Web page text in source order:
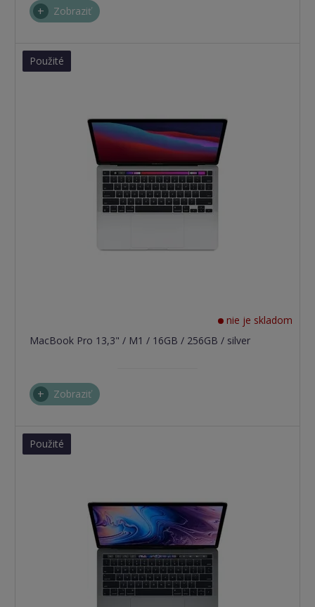
Zobraziť
Použité
nie je skladom
MacBook Pro 13,3" / M1 / 16GB / 256GB / silver
Zobraziť
Použité